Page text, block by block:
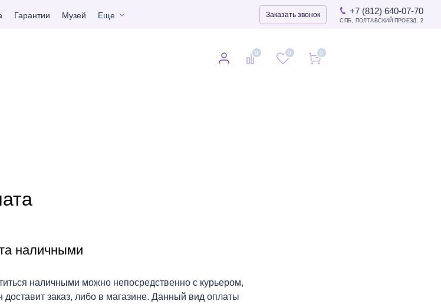
Гарантии Музей Еще Заказать звонок +7 (812) 640-07-70
СПБ, ПОЛТАВСКИЙ ПРОЕЗД, 2
0 0 0
0
наличными
наличными можно непосредственно с курьером,
доставит заказ, либо в магазине. Данный вид оплаты